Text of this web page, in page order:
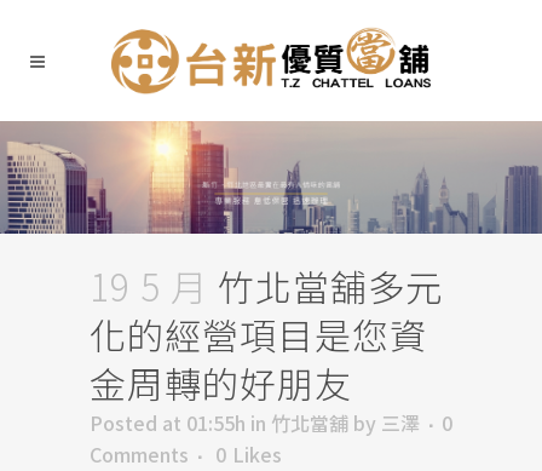
19 5 月 竹北當舖多元
化的經營項目是您資
金周轉的好朋友
Posted at 01:55h in 竹北當舖 by 三澤
0
Comments
0 Likes